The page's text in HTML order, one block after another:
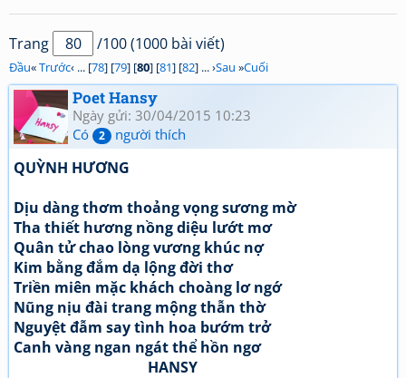
Trang /100 (1000 bài viết)
Đầu«Trước‹ ... [78] [79] [80] [81] [82] ... ›Sau »Cuối
Poet Hansy
Ngày gửi: 30/04/2015 10:23
Có
2 người thích
QUỲNH HƯƠNG
Dịu dàng thơm thoảng vọng sương mờ
Tha thiết hương nồng diệu lướt mơ
Quân tử chao lòng vương khúc nợ
Kim bằng đắm dạ lộng đời thơ
Triền miên mặc khách choàng lơ ngớ
Nũng nịu đài trang mộng thẫn thờ
Nguyệt đẫm say tình hoa bướm trở
Canh vàng ngan ngát thể hồn ngơ
HANSY